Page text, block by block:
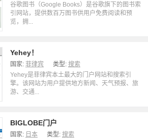
谷歌图书（Google Books）是谷歌旗下的图书索
引网站，提供数百万图书供用户免费阅读和预
览，拥...
Yehey！
国家: 菲律宾 类型: 搜索
Yehey是菲律宾本土最大的门户网站和搜索引
擎。该网站为用户提供地方新闻、天气预报、旅
游、交通...
BIGLOBE门户
国家: 日本 类型: 搜索